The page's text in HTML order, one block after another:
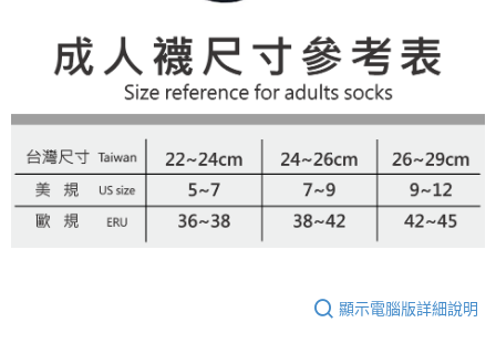
顯示電腦版詳細說明